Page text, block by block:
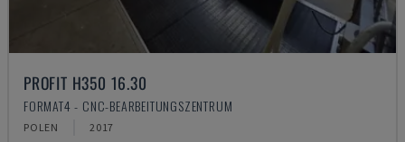
PROFIT H350 16.30
FORMAT4 - CNC-BEARBEITUNGSZENTRUM
POLEN 2017